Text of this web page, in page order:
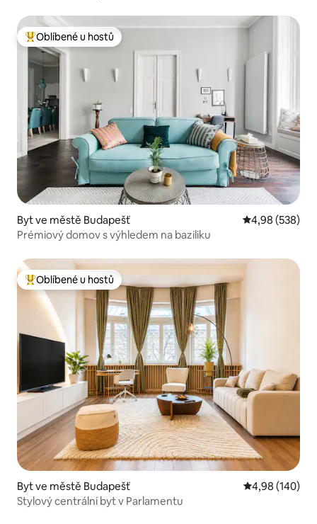
Nejlepší v kategorii Oblíbené u hostů
Oblíbené u hostů
Byt ve městě Budapešť Průměrné
4,98 (538)
Prémiový domov s výhledem na baziliku
Nejlepší v kategorii Oblíbené u hostů
Oblíbené u hostů
Byt ve městě Budapešť Průměrné
4,98 (140)
Stylový centrální byt v Parlamentu